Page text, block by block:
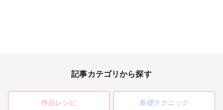
記事カテゴリから探す
作品レシピ 基礎テクニック